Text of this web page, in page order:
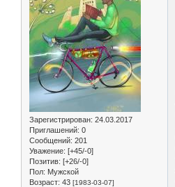
Зарегистрирован: 24.03.2017
Приглашений: 0
Сообщений: 201
Уважение: [+45/-0]
Позитив: [+26/-0]
Пол: Мужской
Возраст: 43 [1983-03-07]